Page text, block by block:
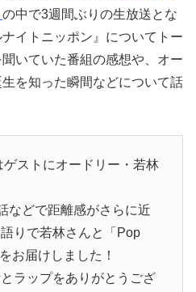
の中で3週間ぶりの生放送とな
イトニッポン』についてトー
いていた番組の感想や、オー
を知った瞬間などについて話
ゲストにオードリー・若林
などで距離感がさらに近
りで若林さんと「Pop
お届けしました！
ラップをありがとうござ